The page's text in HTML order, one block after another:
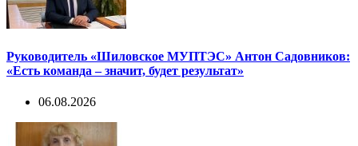
Руководитель «Шиловское МУПТЭС» Антон Садовников:
«Есть команда – значит, будет результат»
06.08.2026